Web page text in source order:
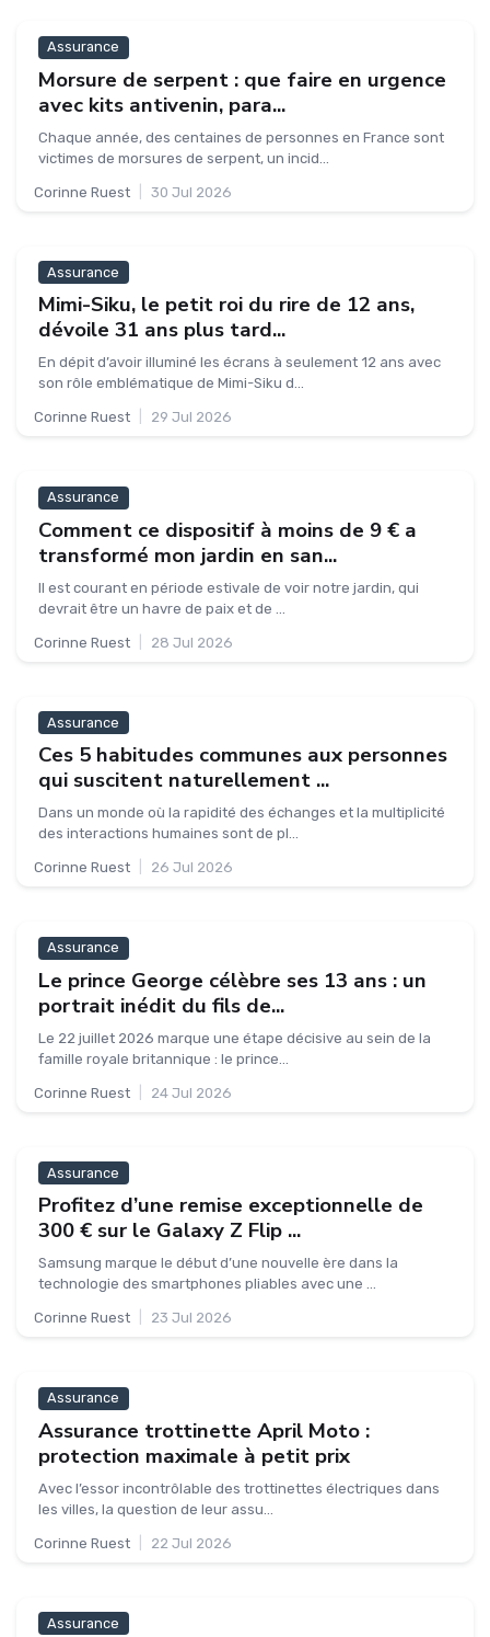
Assurance
Morsure de serpent : que faire en urgence
avec kits antivenin, para...
Chaque année, des centaines de personnes en France sont
victimes de morsures de serpent, un incid...
Corinne Ruest 30 Jul 2026
Assurance
Mimi-Siku, le petit roi du rire de 12 ans,
dévoile 31 ans plus tard...
En dépit d’avoir illuminé les écrans à seulement 12 ans avec
son rôle emblématique de Mimi-Siku d...
Corinne Ruest 29 Jul 2026
Assurance
Comment ce dispositif à moins de 9 € a
transformé mon jardin en san...
Il est courant en période estivale de voir notre jardin, qui
devrait être un havre de paix et de ...
Corinne Ruest 28 Jul 2026
Assurance
Ces 5 habitudes communes aux personnes
qui suscitent naturellement ...
Dans un monde où la rapidité des échanges et la multiplicité
des interactions humaines sont de pl...
Corinne Ruest 26 Jul 2026
Assurance
Le prince George célèbre ses 13 ans : un
portrait inédit du fils de...
Le 22 juillet 2026 marque une étape décisive au sein de la
famille royale britannique : le prince...
Corinne Ruest 24 Jul 2026
Assurance
Profitez d’une remise exceptionnelle de
300 € sur le Galaxy Z Flip ...
Samsung marque le début d’une nouvelle ère dans la
technologie des smartphones pliables avec une ...
Corinne Ruest 23 Jul 2026
Assurance
Assurance trottinette April Moto :
protection maximale à petit prix
Avec l’essor incontrôlable des trottinettes électriques dans
les villes, la question de leur assu...
Corinne Ruest 22 Jul 2026
Assurance